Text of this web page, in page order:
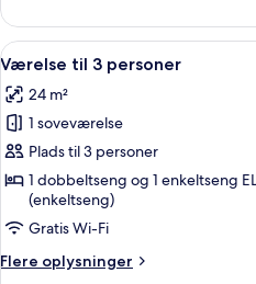
Indlæs
alle
billeder
af
Værelse
til
personer
7
Værelse til 3 personer
24 m²
1 soveværelse
Plads til 3 personer
1 dobbeltseng og 1 enkeltseng
(enkeltseng)
Gratis Wi-Fi
Flere oplysninger
Flere